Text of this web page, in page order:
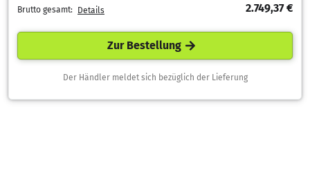
Brutto gesamt: Details 2.749,37 €
Zur Bestellung
Der Händler meldet sich bezüglich der Lieferung